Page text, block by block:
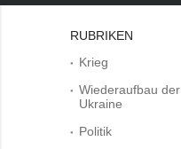
RUBRIKEN
Krieg
Wiederaufbau der
Ukraine
Politik